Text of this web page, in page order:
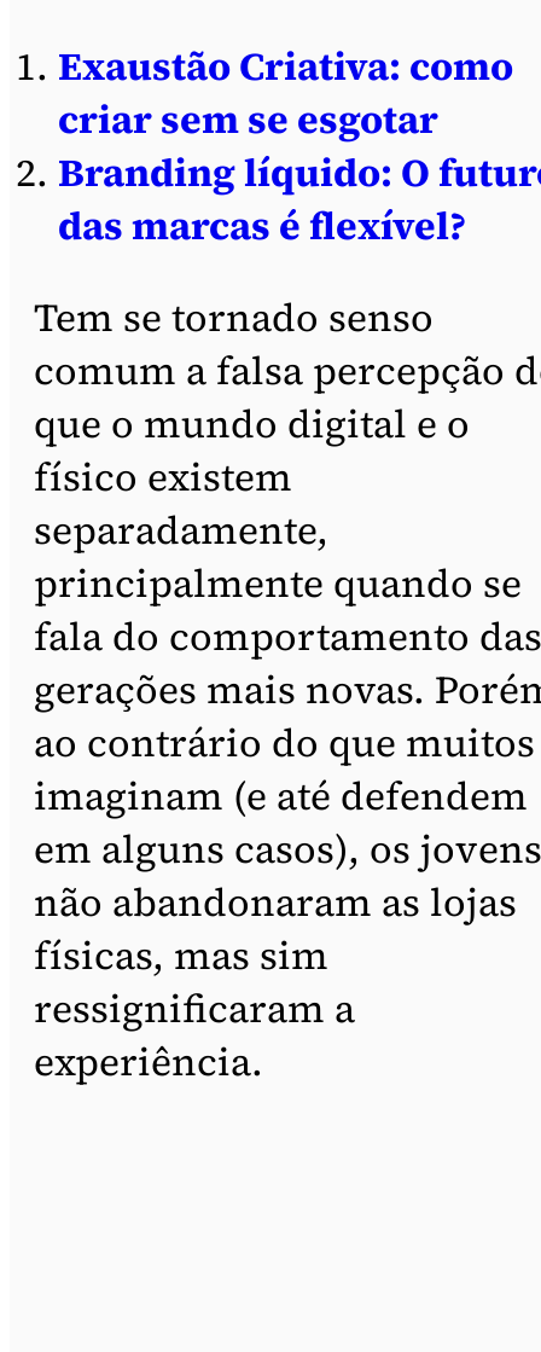
Exaustão Criativa: como
criar sem se esgotar
Branding líquido: O
das marcas é flexível?
Tem se tornado senso
comum a falsa percepção
que o mundo digital e o
físico existem
separadamente,
principalmente quando se
fala do comportamento das
gerações mais novas.
ao contrário do que muitos
imaginam (e até defendem
em alguns casos), os jovens
não abandonaram as lojas
físicas, mas sim
ressignificaram a
experiência.